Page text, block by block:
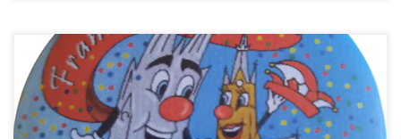
Unser Trainer Jacob Jeuken wurde mit dem großen
Karnevalsorden ausgezeichnet. Dazu wurde der kleine
Karnevalsorden Helga M. Barian und Jessica (Jugenwart)